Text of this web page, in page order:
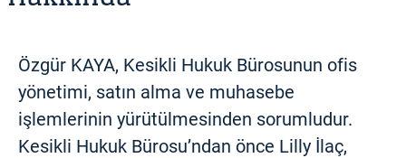
Özgür KAYA, Kesikli Hukuk Bürosunun ofis
yönetimi, satın alma ve muhasebe
işlemlerinin yürütülmesinden sorumludur.
Kesikli Hukuk Bürosu’ndan önce Lilly İlaç,